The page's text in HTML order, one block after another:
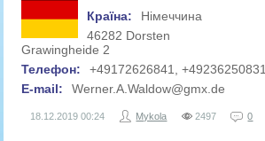
Країна:
Німеччина
46282 Dorsten
Grawingheide 2
Телефон:
+49172626841, +49236250831
E-mail:
Werner.A.Waldow@gmx.de
18.12.2019 00:24 Mykola 2497 0